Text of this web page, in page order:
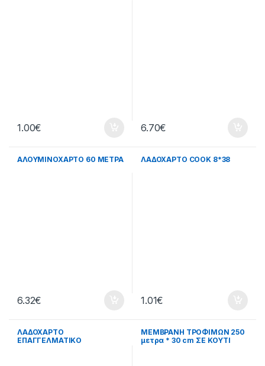
1.00€ 6.70€
ΑΛΟΥΜΙΝΟΧΑΡΤΟ 60 ΜΕΤΡΑ
6.32€
ΛΑΔΟΧΑΡΤΟ COOK 8*38
1.01€
ΛΑΔΟΧΑΡΤΟ
ΕΠΑΓΓΕΛΜΑΤΙΚΟ
ΜΕΜΒΡΑΝΗ ΤΡΟΦΙΜΩΝ 250
μετρα * 30 cm ΣΕ ΚΟΥΤΙ